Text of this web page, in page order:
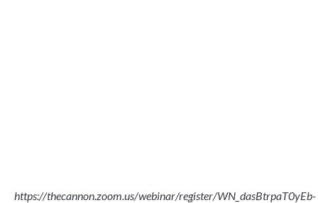
https://thecannon.zoom.us/webinar/register/WN_dasBtrpaT0yEb-